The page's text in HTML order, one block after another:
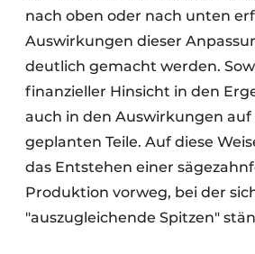
nach oben oder nach unten
Auswirkungen dieser
deutlich gemacht werden.
finanzieller Hinsicht in den
auch in den Auswirkungen
geplanten Teile. Auf diese
das Entstehen einer
Produktion vorweg, bei der
"auszugleichende Spitzen"